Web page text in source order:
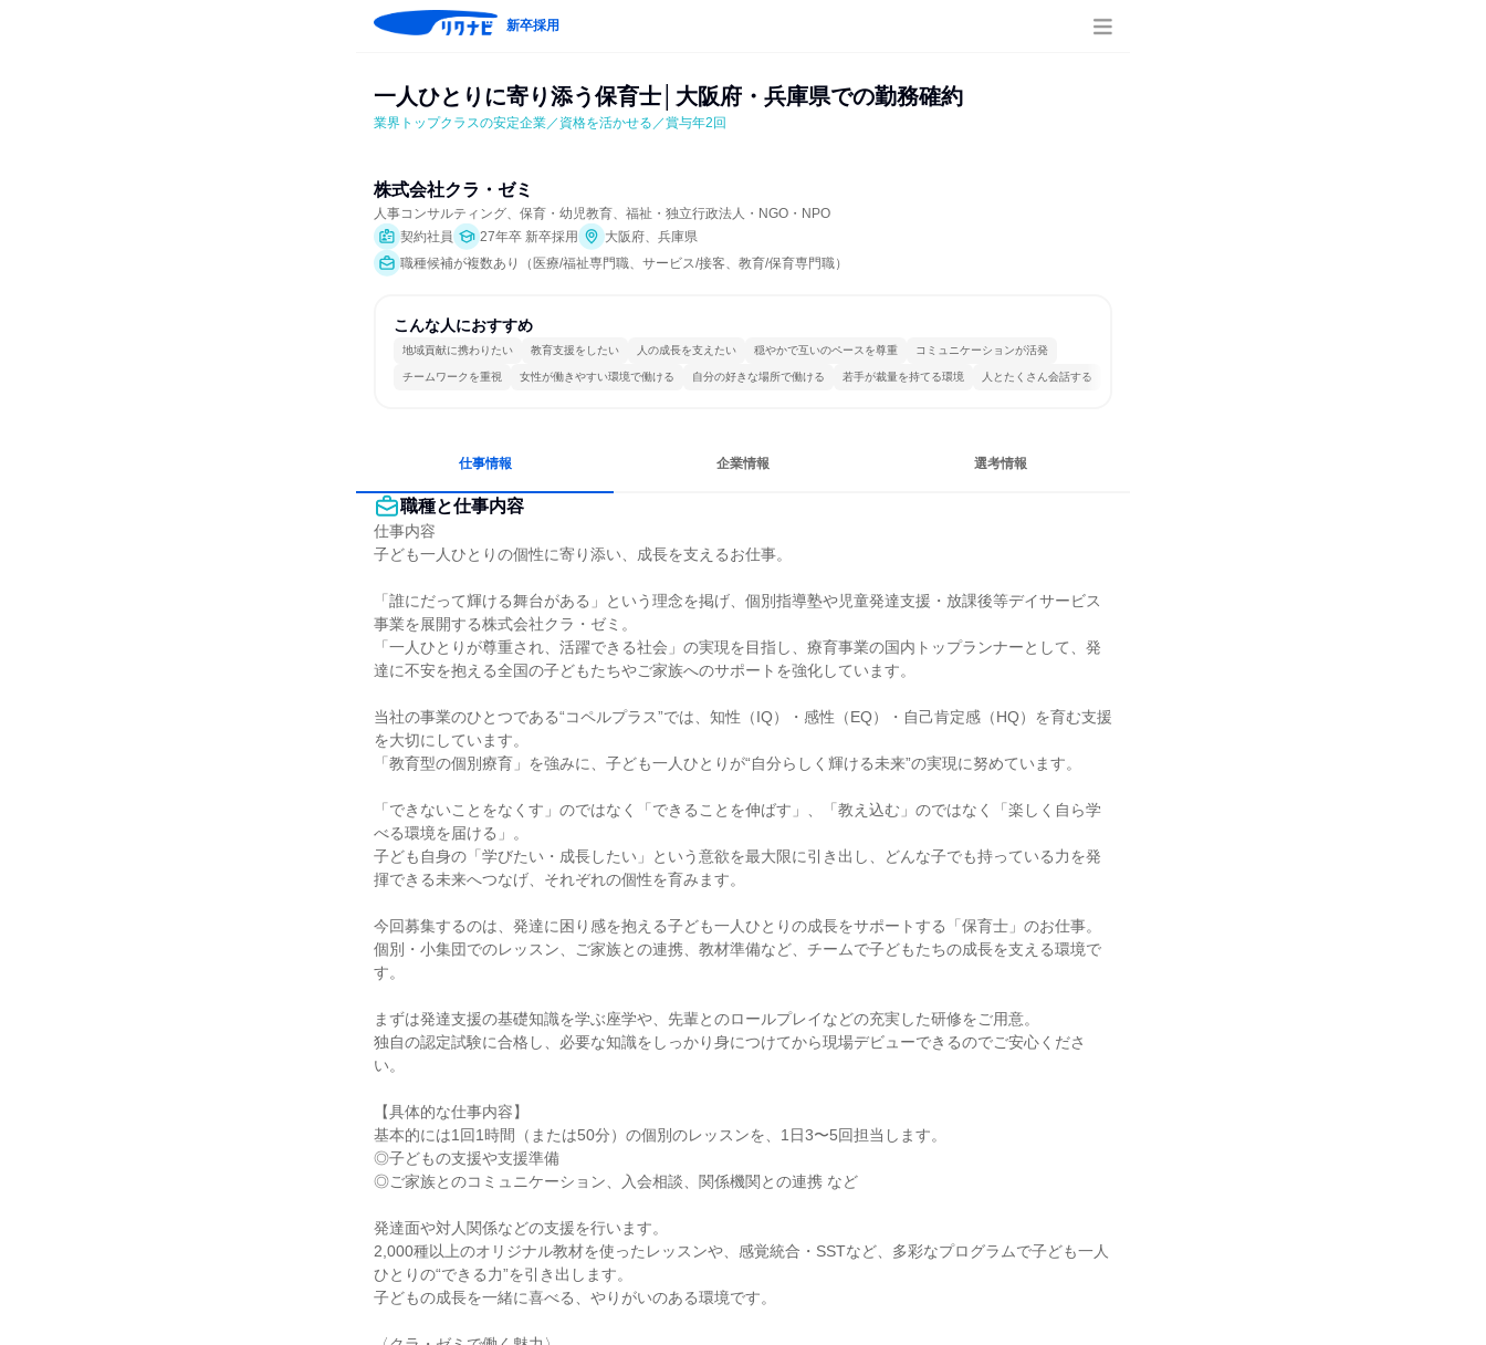
新卒採用
一人ひとりに寄り添う保育士│大阪府・兵庫県での勤務確約
業界トップクラスの安定企業／資格を活かせる／賞与年2回
株式会社クラ・ゼミ
人事コンサルティング、保育・幼児教育、福祉・独立行政法人・NGO・NPO
契約社員
27年卒 新卒採用
大阪府、兵庫県
職種候補が複数あり（医療/福祉専門職、サービス/接客、教育/保育専門職）
こんな人におすすめ
地域貢献に携わりたい 教育支援をしたい 人の成長を支えたい 穏やかで互いのペースを尊重 コミュニケーションが活発
チームワークを重視 女性が働きやすい環境で働ける 自分の好きな場所で働ける 若手が裁量を持てる環境 人とたくさん会話する
仕事情報 企業情報 選考情報
職種と仕事内容
仕事内容
子ども一人ひとりの個性に寄り添い、成長を支えるお仕事。
「誰にだって輝ける舞台がある」という理念を掲げ、個別指導塾や児童発達支援・放課後等デイサービス
事業を展開する株式会社クラ・ゼミ。
「一人ひとりが尊重され、活躍できる社会」の実現を目指し、療育事業の国内トップランナーとして、発
達に不安を抱える全国の子どもたちやご家族へのサポートを強化しています。
当社の事業のひとつである“コペルプラス”では、知性（IQ）・感性（EQ）・自己肯定感（HQ）を育む支援
を大切にしています。
「教育型の個別療育」を強みに、子ども一人ひとりが“自分らしく輝ける未来”の実現に努めています。
「できないことをなくす」のではなく「できることを伸ばす」、「教え込む」のではなく「楽しく自ら学
べる環境を届ける」。
子ども自身の「学びたい・成長したい」という意欲を最大限に引き出し、どんな子でも持っている力を発
揮できる未来へつなげ、それぞれの個性を育みます。
今回募集するのは、発達に困り感を抱える子ども一人ひとりの成長をサポートする「保育士」のお仕事。
個別・小集団でのレッスン、ご家族との連携、教材準備など、チームで子どもたちの成長を支える環境で
す。
まずは発達支援の基礎知識を学ぶ座学や、先輩とのロールプレイなどの充実した研修をご用意。
独自の認定試験に合格し、必要な知識をしっかり身につけてから現場デビューできるのでご安心くださ
い。
【具体的な仕事内容】
基本的には1回1時間（または50分）の個別のレッスンを、1日3〜5回担当します。
◎子どもの支援や支援準備
◎ご家族とのコミュニケーション、入会相談、関係機関との連携 など
発達面や対人関係などの支援を行います。
2,000種以上のオリジナル教材を使ったレッスンや、感覚統合・SSTなど、多彩なプログラムで子ども一人
ひとりの“できる力”を引き出します。
子どもの成長を一緒に喜べる、やりがいのある環境です。